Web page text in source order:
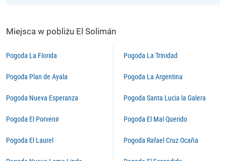
Miejsca w pobliżu El Solimán
Pogoda La Florida
Pogoda Plan de Ayala
Pogoda Nueva Esperanza
Pogoda El Porvenir
Pogoda El Laurel
Pogoda La Trinidad
Pogoda La Argentina
Pogoda Santa Lucia la Galera
Pogoda El Mal Querido
Pogoda Rafael Cruz Ocaña